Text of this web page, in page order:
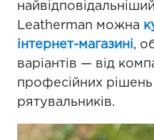
Leatherman можна
інтернет-магазині,
варіантів — від
професійних рішень
рятувальників.